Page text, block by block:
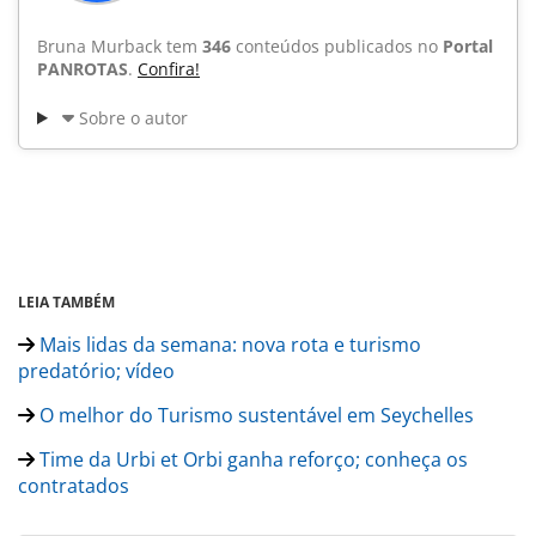
Bruna Murback tem 346 conteúdos publicados no Portal
PANROTAS. Confira!
Sobre o autor
LEIA TAMBÉM
Mais lidas da semana: nova rota e turismo
predatório; vídeo
O melhor do Turismo sustentável em Seychelles
Time da Urbi et Orbi ganha reforço; conheça os
contratados